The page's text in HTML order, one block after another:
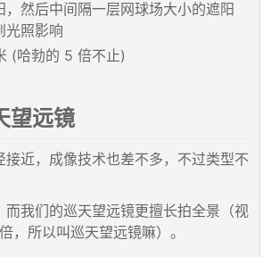
，然后中间隔一层网球场大小的遮阳
光照影响
(哈勃的 5 倍不止)
望远镜
接近，成像技术也差不多，不过类型不
而我们的巡天望远镜更擅长拍全景（视
，所以叫巡天望远镜嘛）。